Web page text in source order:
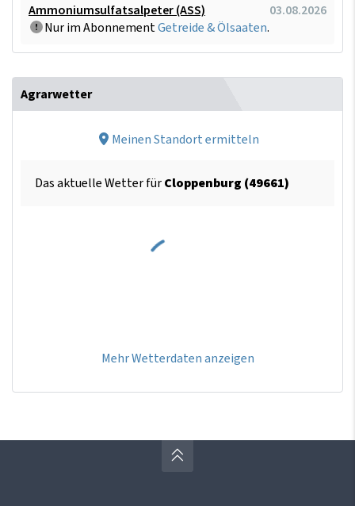
Ammoniumsulfatsalpeter (ASS)
03.08.2026
Nur im AbonnementGetreide & Ölsaaten.
Agrarwetter
Meinen Standort ermitteln
Das aktuelle Wetter fürCloppenburg (49661)
Mehr Wetterdaten anzeigen